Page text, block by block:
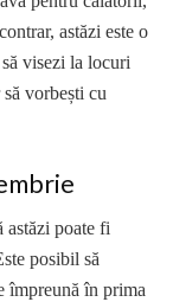
astăzi este o
visezi la locuri
vorbești cu
astăzi poate fi
posibil să
împreună în prima